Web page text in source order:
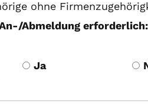
ohne
Abmeldung erforderlich:
Ja